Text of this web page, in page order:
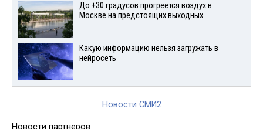
До +30 градусов прогреется воздух в
Москве на предстоящих выходных
Какую информацию нельзя загружать в
нейросеть
Новости СМИ2
Новости партнеров